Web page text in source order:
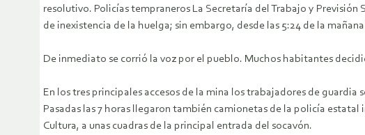
resolutivo. Policías tempraneros La Secretaría del Trabajo y
de inexistencia de la huelga; sin embargo, desde las 5:24 de la
De inmediato se corrió la voz por el pueblo. Muchos habitantes
En los tres principales accesos de la mina los trabajadores de
Pasadas las 7 horas llegaron también camionetas de la policía estatal
Cultura, a unas cuadras de la principal entrada del socavón.